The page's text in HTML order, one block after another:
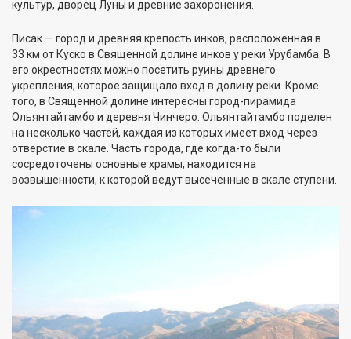
культур, дворец Луны и древние захоронения.
Писак — город и древняя крепость инков, расположенная в
33 км от Куско в Священной долине инков у реки Урубамба. В
его окрестностях можно посетить руины древнего
укрепления, которое защищало вход в долину реки. Кроме
того, в Священной долине интересны город-пирамида
Ольянтайтамбо и деревня Чинчеро. Ольянтайтамбо поделен
на несколько частей, каждая из которых имеет вход через
отверстие в скале. Часть города, где когда-то были
сосредоточены основные храмы, находится на
возвышенности, к которой ведут высеченные в скале ступени.